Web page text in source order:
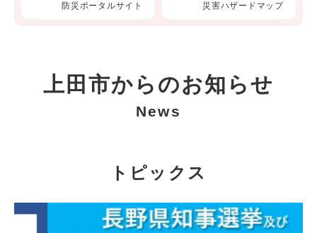
防災ポータルサイト 災害ハザードマップ
上田市からのお知らせ
News
トピックス